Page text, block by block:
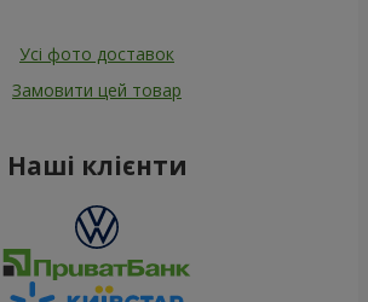
Усі фото доставок
Замовити цей товар
Наші клієнти